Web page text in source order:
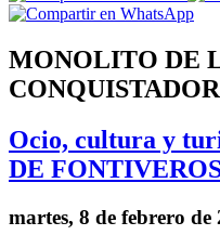
MONOLITO DE
Ocio, cultura y
DE
martes, 8 de febrero de